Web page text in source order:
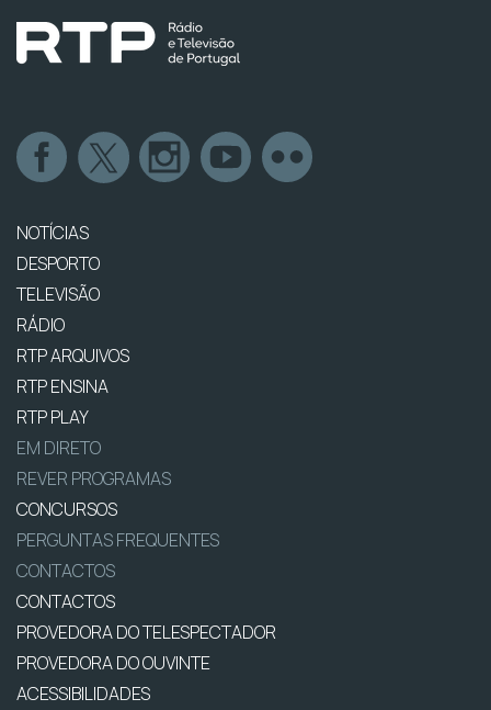
NOTÍCIAS
DESPORTO
TELEVISÃO
RÁDIO
RTP ARQUIVOS
RTP ENSINA
RTP PLAY
EM DIRETO
REVER PROGRAMAS
CONCURSOS
PERGUNTAS FREQUENTES
CONTACTOS
CONTACTOS
PROVEDORA DO TELESPECTADOR
PROVEDORA DO OUVINTE
ACESSIBILIDADES